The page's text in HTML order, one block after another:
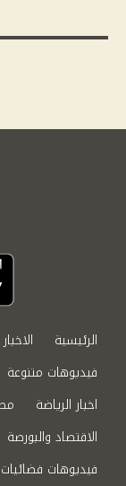
الرئيسية
فيديوهات متنوعة
اخبار الرياضة
الاقتصاد والبورصة
فيديوهات فضائيات